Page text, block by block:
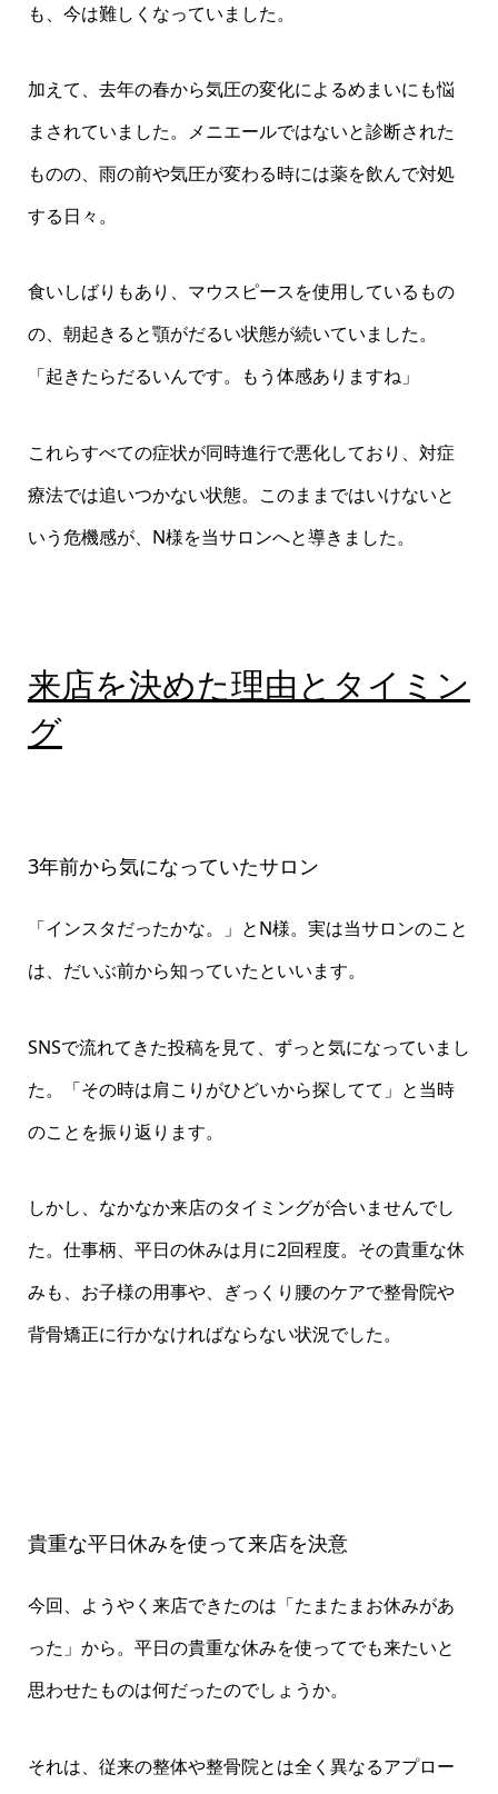
も、今は難しくなっていました。
加えて、去年の春から気圧の変化によるめまいにも悩
まされていました。メニエールではないと診断された
ものの、雨の前や気圧が変わる時には薬を飲んで対処
する日々。
食いしばりもあり、マウスピースを使用しているもの
の、朝起きると顎がだるい状態が続いていました。
「起きたらだるいんです。もう体感ありますね」
これらすべての症状が同時進行で悪化しており、対症
療法では追いつかない状態。このままではいけないと
いう危機感が、N様を当サロンへと導きました。
来店を決めた理由とタイミン
グ
3年前から気になっていたサロン
「インスタだったかな。」とN様。実は当サロンのこと
は、だいぶ前から知っていたといいます。
SNSで流れてきた投稿を見て、ずっと気になっていまし
た。「その時は肩こりがひどいから探してて」と当時
のことを振り返ります。
しかし、なかなか来店のタイミングが合いませんでし
た。仕事柄、平日の休みは月に2回程度。その貴重な休
みも、お子様の用事や、ぎっくり腰のケアで整骨院や
背骨矯正に行かなければならない状況でした。
貴重な平日休みを使って来店を決意
今回、ようやく来店できたのは「たまたまお休みがあ
った」から。平日の貴重な休みを使ってでも来たいと
思わせたものは何だったのでしょうか。
それは、従来の整体や整骨院とは全く異なるアプロー